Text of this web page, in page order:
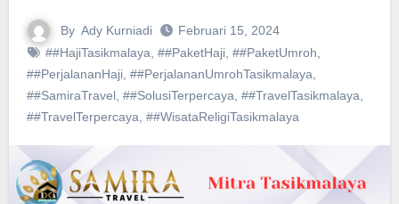
By Ady Kurniadi
Februari 15, 2024
##HajiTasikmalaya, ##PaketHaji, ##PaketUmroh,
##PerjalananHaji, ##PerjalananUmrohTasikmalaya,
##SamiraTravel, ##SolusiTerpercaya, ##TravelTasikmalaya,
##TravelTerpercaya, ##WisataReligiTasikmalaya